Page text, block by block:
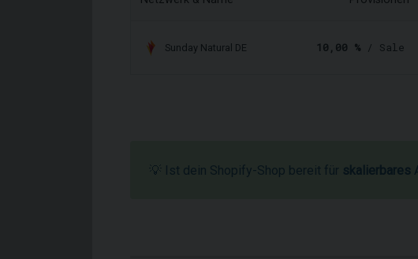
Sunday Natural DE 10,00 % / Sale
💡 Ist dein Shopify-Shop bereit für skalierbares